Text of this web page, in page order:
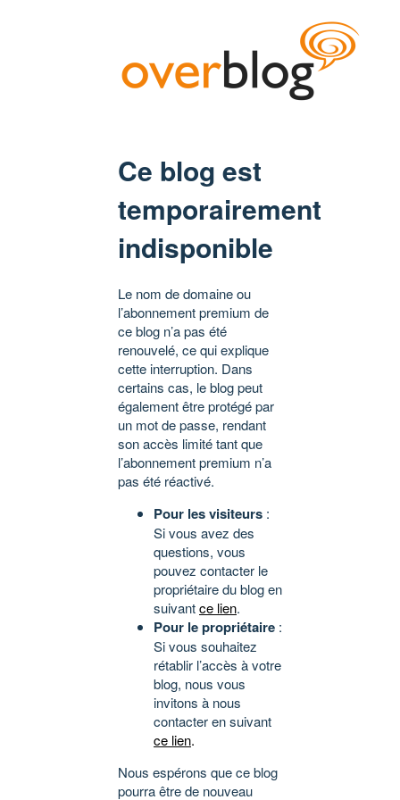
Ce blog est
temporairement
indisponible
Le nom de domaine ou
l’abonnement premium de
ce blog n’a pas été
renouvelé, ce qui explique
cette interruption. Dans
certains cas, le blog peut
également être protégé par
un mot de passe, rendant
son accès limité tant que
l’abonnement premium n’a
pas été réactivé.
Pour les visiteurs :
Si vous avez des
questions, vous
pouvez contacter le
propriétaire du blog en
suivantce lien.
Pour le propriétaire :
Si vous souhaitez
rétablir l’accès à votre
blog, nous vous
invitons à nous
contacter en suivant
ce lien.
Nous espérons que ce blog
pourra être de nouveau